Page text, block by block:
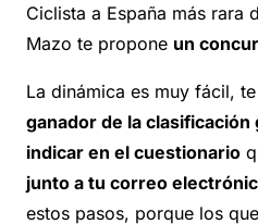
Ciclista a España más rara
Mazo te propone un
La dinámica es muy fácil,
ganador de la clasificación
indicar en el cuestionario
junto a tu correo
estos pasos, porque los